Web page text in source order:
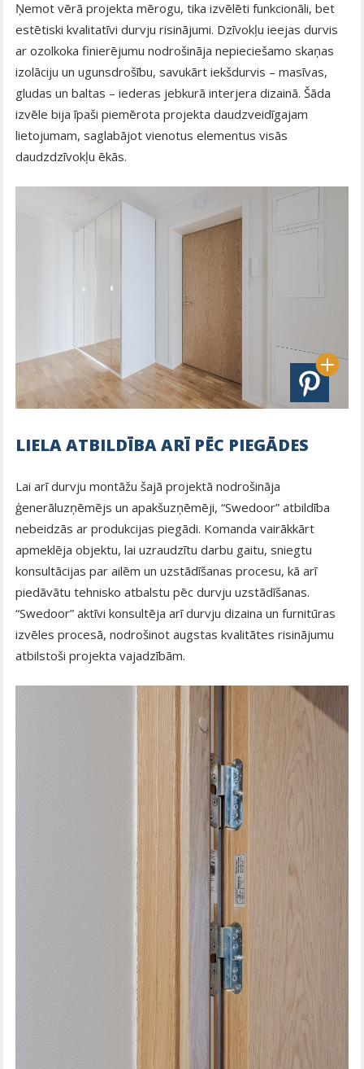
Ņemot vērā projekta mērogu, tika izvēlēti funkcionāli, bet
estētiski kvalitatīvi durvju risinājumi. Dzīvokļu ieejas durvis
ar ozolkoka finierējumu nodrošināja nepieciešamo skaņas
izolāciju un ugunsdrošību, savukārt iekšdurvis – masīvas,
gludas un baltas – iederas jebkurā interjera dizainā. Šāda
izvēle bija īpaši piemērota projekta daudzveidīgajam
lietojumam, saglabājot vienotus elementus visās
daudzdzīvokļu ēkās.
LIELA ATBILDĪBA ARĪ PĒC PIEGĀDES
Lai arī durvju montāžu šajā projektā nodrošināja
ģenerāluzņēmējs un apakšuzņēmēji, “Swedoor” atbildība
nebeidzās ar produkcijas piegādi. Komanda vairākkārt
apmeklēja objektu, lai uzraudzītu darbu gaitu, sniegtu
konsultācijas par ailēm un uzstādīšanas procesu, kā arī
piedāvātu tehnisko atbalstu pēc durvju uzstādīšanas.
“Swedoor” aktīvi konsultēja arī durvju dizaina un furnitūras
izvēles procesā, nodrošinot augstas kvalitātes risinājumu
atbilstoši projekta vajadzībām.